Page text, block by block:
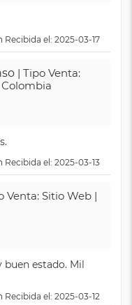
Recibida el: 2025-03-17
| Tipo Venta:
Recibida el: 2025-03-13
Venta: Sitio Web |
estado. Mil
Recibida el: 2025-03-12